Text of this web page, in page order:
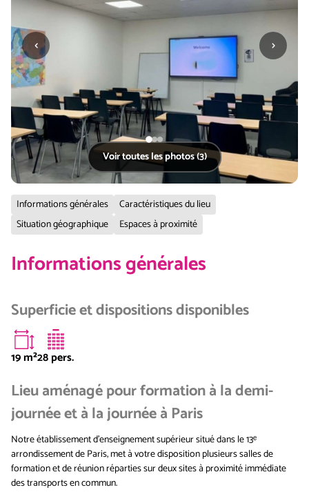
‹ ›
Voir toutes les photos (3)
Informations générales
Caractéristiques du lieu
Situation géographique
Espaces à proximité
Informations générales
Superficie et dispositions disponibles
19m²28 pers.
Lieu aménagé pour formation à la demi-
journée et à la journée à Paris
Notre établissement d'enseignement supérieur situé dans le 13ᵉ
arrondissement de Paris, met à votre disposition plusieurs salles de
formation et de réunion réparties sur deux sites à proximité immédiate
des transports en commun.